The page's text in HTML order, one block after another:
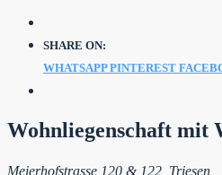
SHARE ON:
WHATSAPP PINTEREST
Wohnliegenschaft mit
Meierhofstrasse 120 & 122, Triesen